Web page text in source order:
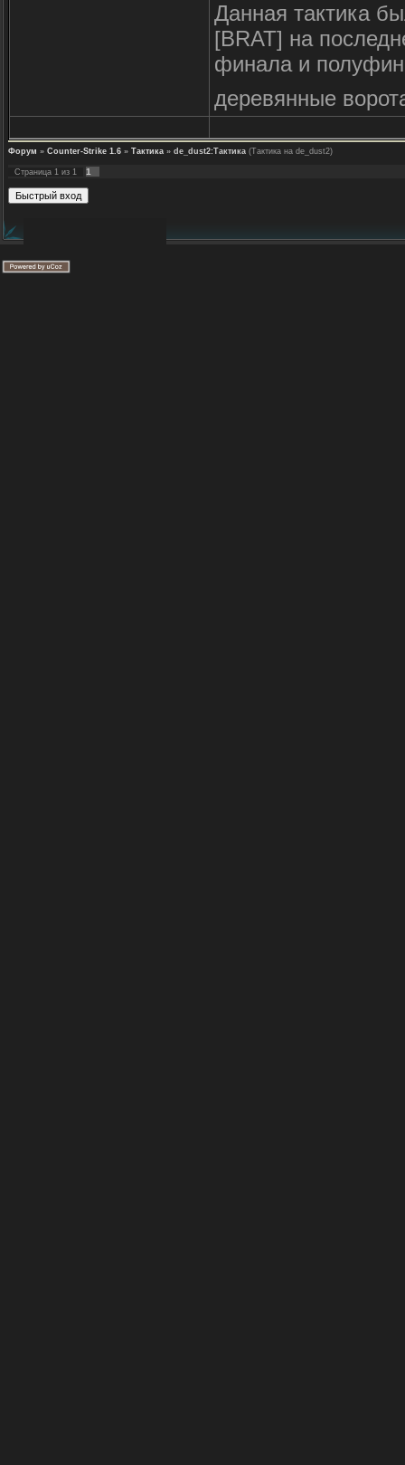
Данная тактика
[BRAT] на
финала и
деревянные
Форум » Counter-Strike 1.6 » Тактика » de_dust2:Тактика (Тактика на de_dust2)
Страница 1 из 1 1